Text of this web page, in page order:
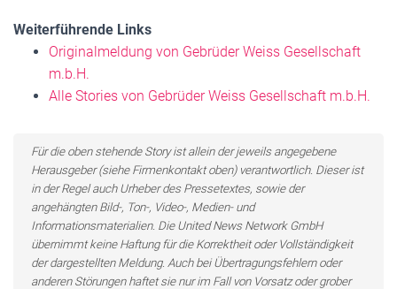
Weiterführende Links
Originalmeldung von Gebrüder Weiss Gesellschaft
m.b.H.
Alle Stories von Gebrüder Weiss Gesellschaft m.b.H.
Für die oben stehende Story ist allein der jeweils angegebene
Herausgeber (siehe Firmenkontakt oben) verantwortlich. Dieser ist
in der Regel auch Urheber des Pressetextes, sowie der
angehängten Bild-, Ton-, Video-, Medien- und
Informationsmaterialien. Die United News Network GmbH
übernimmt keine Haftung für die Korrektheit oder Vollständigkeit
der dargestellten Meldung. Auch bei Übertragungsfehlern oder
anderen Störungen haftet sie nur im Fall von Vorsatz oder grober